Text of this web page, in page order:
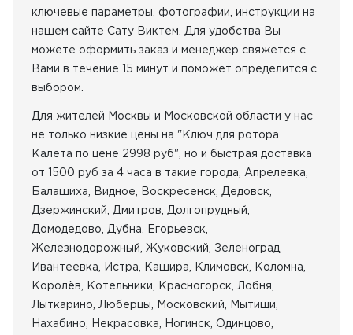
ключевые параметры, фотографии, инструкции на
нашем сайте Сату Виктем. Для удобства Вы
можете оформить заказ и менеджер свяжется с
Вами в течение 15 минут и поможет определится с
выбором.
Для жителей Москвы и Московской области у нас
не только низкие цены на "Ключ для ротора
Калета по цене 2998 руб", но и быстрая доставка
от 1500 руб за 4 часа в такие города, Апрелевка,
Балашиха, Видное, Воскресенск, Дедовск,
Дзержинский, Дмитров, Долгопрудный,
Домодедово, Дубна, Егорьевск,
Железнодорожный, Жуковский, Зеленоград,
Ивантеевка, Истра, Кашира, Климовск, Коломна,
Королёв, Котельники, Красногорск, Лобня,
Лыткарино, Люберцы, Московский, Мытищи,
Нахабино, Некрасовка, Ногинск, Одинцово,